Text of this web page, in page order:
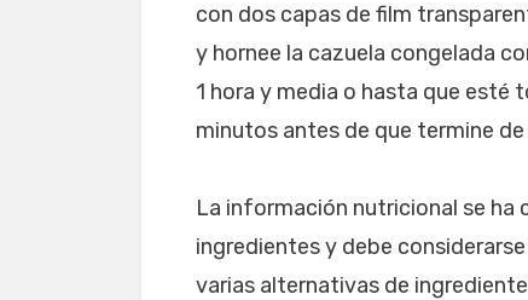
con dos capas de film
y hornee la cazuela congelada
1 hora y media o hasta que esté
minutos antes de que termine
La información nutricional se ha
ingredientes y debe
varias alternativas de